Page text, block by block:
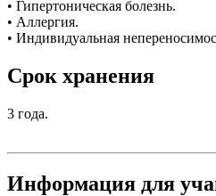
• Гипертоническая болезнь.
• Аллергия.
• Индивидуальная
Срок хранения
3 года.
Информация для